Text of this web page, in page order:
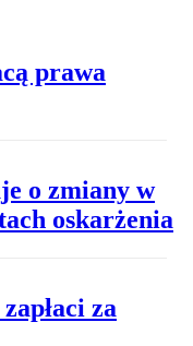
prawa
o zmiany w
oskarżenia
za